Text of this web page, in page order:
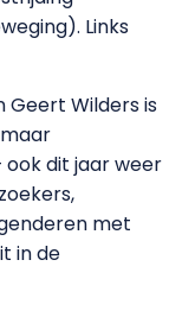
Links
Geert Wilders is
ook dit jaar weer
met
in de